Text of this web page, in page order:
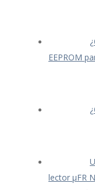
EEPROM
lector μFR